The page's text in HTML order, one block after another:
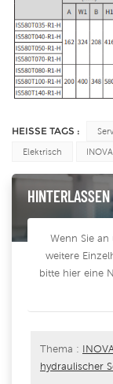
HEISSE TAGS :
Elektrisch
Wenn Sie
weitere
bitte hier eine
Thema :
hydraulischer